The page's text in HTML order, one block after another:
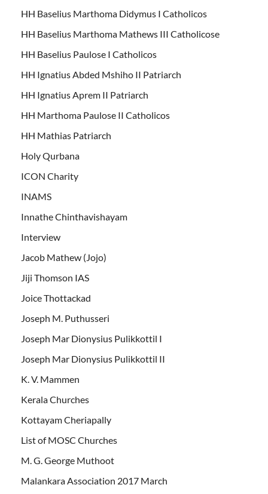
HH Baselius Marthoma Didymus I Catholicos
HH Baselius Marthoma Mathews III Catholicose
HH Baselius Paulose I Catholicos
HH Ignatius Abded Mshiho II Patriarch
HH Ignatius Aprem II Patriarch
HH Marthoma Paulose II Catholicos
HH Mathias Patriarch
Holy Qurbana
ICON Charity
INAMS
Innathe Chinthavishayam
Interview
Jacob Mathew (Jojo)
Jiji Thomson IAS
Joice Thottackad
Joseph M. Puthusseri
Joseph Mar Dionysius Pulikkottil I
Joseph Mar Dionysius Pulikkottil II
K. V. Mammen
Kerala Churches
Kottayam Cheriapally
List of MOSC Churches
M. G. George Muthoot
Malankara Association 2017 March